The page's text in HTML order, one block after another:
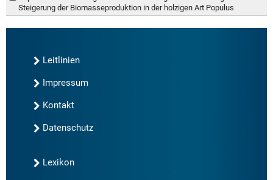
Steigerung der Biomasseproduktion in der holzigen Art Populus
Leitlinien
Impressum
Kontakt
Datenschutz
Lexikon